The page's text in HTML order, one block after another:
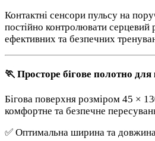
Контактні сенсори пульсу на
постійно контролювати
ефективних та безпечних
🏃 Просторе бігове полотно
Бігова поверхня розміром 45 ×
комфортне та безпечне
✅ Оптимальна ширина та